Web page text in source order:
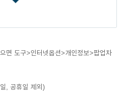
면 도구>인터넷옵션>개인정보>팝업차
, 공휴일 제외)